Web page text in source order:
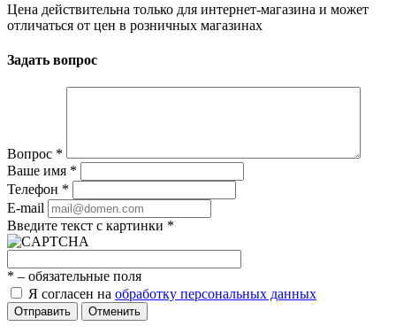
Цена действительна только для интернет-магазина и может
отличаться от цен в розничных магазинах
Задать вопрос
Вопрос *
Ваше имя *
Телефон *
E-mail
Введите текст с картинки *
* – обязательные поля
Я согласен на обработку персональных данных
Отправить Отменить